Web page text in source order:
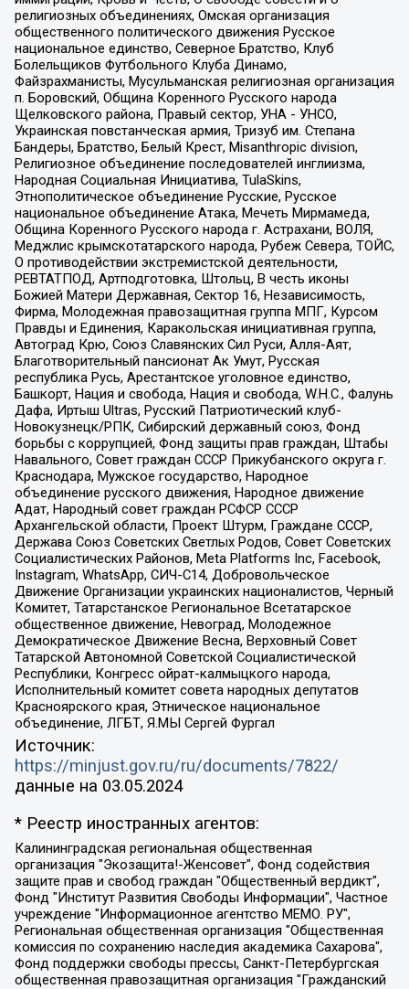
религиозных объединениях, Омская организация
общественного политического движения Русское
национальное единство, Северное Братство, Клуб
Болельщиков Футбольного Клуба Динамо,
Файзрахманисты, Мусульманская религиозная организация
п. Боровский, Община Коренного Русского народа
Щелковского района, Правый сектор, УНА - УНСО,
Украинская повстанческая армия, Тризуб им. Степана
Бандеры, Братство, Белый Крест, Misanthropic division,
Религиозное объединение последователей инглиизма,
Народная Социальная Инициатива, TulaSkins,
Этнополитическое объединение Русские, Русское
национальное объединение Атака, Мечеть Мирмамеда,
Община Коренного Русского народа г. Астрахани, ВОЛЯ,
Меджлис крымскотатарского народа, Рубеж Севера, ТОЙС,
О противодействии экстремистской деятельности,
РЕВТАТПОД, Артподготовка, Штольц, В честь иконы
Божией Матери Державная, Сектор 16, Независимость,
Фирма, Молодежная правозащитная группа МПГ, Курсом
Правды и Единения, Каракольская инициативная группа,
Автоград Крю, Союз Славянских Сил Руси, Алля-Аят,
Благотворительный пансионат Ак Умут, Русская
республика Русь, Арестантское уголовное единство,
Башкорт, Нация и свобода, Нация и свобода, W.H.С., Фалунь
Дафа, Иртыш Ultras, Русский Патриотический клуб-
Новокузнецк/РПК, Сибирский державный союз, Фонд
борьбы с коррупцией, Фонд защиты прав граждан, Штабы
Навального, Совет граждан СССР Прикубанского округа г.
Краснодара, Мужское государство, Народное
объединение русского движения, Народное движение
Адат, Народный совет граждан РСФСР СССР
Архангельской области, Проект Штурм, Граждане СССР,
Держава Союз Советских Светлых Родов, Совет Советских
Социалистических Районов, Meta Platforms Inc, Facebook,
Instagram, WhatsApp, СИЧ-С14, Добровольческое
Движение Организации украинских националистов, Черный
Комитет, Татарстанское Региональное Всетатарское
общественное движение, Невоград, Молодежное
Демократическое Движение Весна, Верховный Совет
Татарской Автономной Советской Социалистической
Республики, Конгресс ойрат-калмыцкого народа,
Исполнительный комитет совета народных депутатов
Красноярского края, Этническое национальное
объединение, ЛГБТ, Я.МЫ Сергей Фургал
Источник:
https://minjust.gov.ru/ru/documents/7822/
данные на 03.05.2024
* Реестр иностранных агентов:
Калининградская региональная общественная организация "Экозащита!-Женсовет", Фонд содействия защите прав и свобод граждан "Общественный вердикт", Фонд "Институт Развития Свободы Информации", Частное учреждение "Информационное агентство МЕМО. РУ", Региональная общественная организация "Общественная комиссия по сохранению наследия академика Сахарова", Фонд поддержки свободы прессы, Санкт-Петербургская общественная правозащитная организация "Гражданский контроль", Межрегиональная общественная организация "Информационно-просветительский центр "Мемориал", Региональный Фонд "Центр Защиты Прав Средств Массовой Информации", с 05.12.2023 Фонд "Центр Защиты Прав Средств массовой информации", Региональная общественная благотворительная организация помощи беженцам и мигрантам "Гражданское содействие", Негосударственное образовательное учреждение дополнительного профессионального образования (повышение квалификации) специалистов "АКАДЕМИЯ ПО ПРАВАМ ЧЕЛОВЕКА", Свердловская региональная общественная организация "Сутяжник", Автономная некоммерческая организация "Центр независимых социологических исследований", Союз общественных объединений "Российский исследовательский центр по правам человека", Региональное общественное учреждение научно-информационный центр "МЕМОРИАЛ", Некоммерческая организация "Фонд защиты гласности", Автономная некоммерческая организация "Институт прав человека", Городская общественная организация "Екатеринбургское общество "МЕМОРИАЛ", Городская общественная организация "Рязанское историко-просветительское и правозащитное общество "Мемориал" (Рязанский Мемориал), Челябинский региональный орган общественной самодеятельности – женское общественное объединение "Женщины Евразии", Челябинский региональный орган общественной самодеятельности "Уральская правозащитная группа", Фонд содействия защите здоровья и социальной справедливости имени Андрея Рылькова, Автономная Некоммерческая Организация "Аналитический Центр Юрия Левады", Автономная некоммерческая организация социальной поддержки населения "Проект Апрель", Региональная общественная организация помощи женщинам и детям, находящимся в кризисной ситуации "Информационно-методический центр "Анна", Фонд содействия развитию массовых коммуникаций и правовому просвещению "Так-так-Так", Фонд содействия устойчивому развитию "Серебряная тайга", Свердловский региональный общественный фонд социальных проектов "Новое время", "Idel.Реалии", Кавказ.Реалии, Крым.Реалии, Телеканал Настоящее Время, Татаро-башкирская служба Радио Свобода (Azatliq Radiosi), Радио Свободная Европа/Радио Свобода (PCE/PC), "Сибирь.Реалии", "Фактограф", Благотворительный фонд помощи осужденным и их семьям, Автономная некоммерческая организация "Институт глобализации и социальных движений", Фонд "В защиту прав заключенных", Частное учреждение "Центр поддержки и содействия развитию средств массовой информации", Пензенский региональный общественный благотворительный фонд "Гражданский союз", "Север.Реалии", Некоммерческая организация Фонд "Правовая инициатива", Общество с ограниченной ответственностью "Радио Свободная Европа/Радио Свобода", Чешское информационное агентство "MEDIUM-ORIENT", Красноярская региональная общественная организация "Мы против СПИДа", Камалягин Денис Николаевич, Маркелов Сергей Евгеньевич, Пономарев Лев Александрович, Савицкая Людмила Алексеевна, Автономная некоммерческая организация "Центр по работе с проблемой насилия "НАСИЛИЮ.НЕТ", Межрегиональный профессиональный союз работников здравоохранения "Альянс врачей", Юридическое лицо, зарегистрированное в Латвийской Республике, SIA "Medusa Project" (регистрационный номер 40103797863, дата регистрации 10.06.2014), Некоммерческая организация "Фонд по борьбе с коррупцией", Автономная некоммерческая организация "Институт права и публичной политики", Баданин Роман Сергеевич, Гликин Максим Александрович, Железнова Мария Михайловна, Лукьянова Юлия Сергеевна, Маетная Елизавета Витальевна, Маняхин Петр Борисович, Чуракова Ольга Владимировна, Ярош Юлия Петровна, Юридическое лицо "The Insider SIA", зарегистрированное в Риге, Латвийская Республика (дата регистрации 26.06.2015), являющееся администратором доменного имени интернет-издания "The Insider SIA", https://theins.ru, Постернак Алексей Евгеньевич, Рубин Михаил Аркадьевич, Анин Роман Александрович, Юридическое лицо Istories fonds, зарегистрированное в Латвийской Республике (регистрационный номер 50008295751, дата регистрации 24.02.2020), Великовский Дмитрий Александрович, Долинина Ирина Николаевна, Мароховская Алеся Алексеевна, Шлейнов Роман Юрьевич, Шмагун Олеся Валентиновна, Общество с ограниченной ответственностью "Альтаир 2021", Общество с ограниченной ответственностью "Вега 2021", Общество с ограниченной ответственностью "Главный редактор 2021", Общество с ограниченной ответственностью "Ромашки монолит", Важенков Артем Валерьевич, Ивановская областная общественная организация "Центр гендерных исследований", Гурман Юрий Альбертович, Медиапроект "ОВД-Инфо", Егоров Владимир Владимирович, Жилинский Владимир Александрович, Общество с ограниченной ответственностью "ЗП", Иванова София Юрьевна, Карезина Инна Павловна, Кильтау Екатерина Викторовна, Петров Алексей Викторович, Пискунов Сергей Евгеньевич, Смирнов Сергей Сергеевич, Тихонов Михаил Сергеевич, Общество с ограниченной ответственностью "ЖУРНАЛИСТ-ИНОСТРАННЫЙ АГЕНТ", Арапова Галина Юрьевна, Вольтская Татьяна Анатольевна, Американская компания "Mason G.E.S. Anonymous Foundation" (США), являющаяся владельцем интернет-издания https://mnews.world/, Компания "Stichting Bellingcat", зарегистрированная в Нидерландах (дата регистрации 11.07.2018), Захаров Андрей Вячеславович, Клепиковская Екатерина Дмитриевна, Общество с ограниченной ответственностью "МЕМО", Перл Роман Александрович, Симонов Евгений Алексеевич, Соловьева Елена Анатольевна, Сотников Даниил Владимирович, Сурначева Елизавета Дмитриевна, Автономная некоммерческая организация по защите прав человека и информированию населения "Якутия – Наше Мнение", Общество с ограниченной ответственностью "Москоу диджитал медиа", с 26.01.2023 Общество с ограниченной ответственностью "Чайка Белые сады", Ветошкина Валерия Валерьевна, Заговора Максим Александрович, Межрегиональное общественное движение "Российская ЛГБТ - сеть", Оленичев Максим Владимирович, Павлов Иван Юрьевич, Скворцова Елена Сергеевна, Общество с ограниченной ответственностью "Как бы инагент", Кочетков Игорь Викторович, Общество с ограниченной ответственностью "Честные выборы", Еланчик Олег Александрович, Общество с ограниченной ответственностью "Нобелевский призыв", Гималова Регина Эмилевна, Григорьев Андрей Валерьевич, Григорьева Алина Александровна, Ассоциация по содействию защите прав призывников, альтернативнослужащих и военнослужащих "Правозащитная группа "Гражданин.Армия.Право", Хисамова Регина Фаритовна, Автономная некоммерческая организация по реализации социально-правовых программ "Лилит", Дальневосточное общественное движение "Маяк", Санкт-Петербургская ЛГБТ-инициативная группа "Выход", Инициативная группа ЛГБТ+ "Реверс", Алексеев Андрей Викторович, Бекбулатова Таисия Львовна, Беляев Иван Михайлович, Владыкина Елена Сергеевна, Гельман Марат Александрович, Никульшина Вероника Юрьевна, Толоконникова Надежда Андреевна, Шендерович Виктор Анатольевич, Общество с ограниченной ответственностью "Данное сообщение", Общество с ограниченной ответственностью Издательский дом "Новая глава", Айнбиндер Александра Александровна, Московский комьюнити-центр для ЛГБТ+инициатив, Благотворительный фонд развития филантропии, Deutsche Welle (Германия, Kurt-Schumacher-Strasse 3, 53113 Bonn), Борзунова Мария Михайловна, Воробьев Виктор Викторович, Голубева Анна Львовна, Константинова Алла Михайловна, Малкова Ирина Владимировна, Мурадов Мурад Абдулгалимович, Осетинская Елизавета Николаевна, Понасенков Евгений Николаевич, Ганапольский Матвей Юрьевич, Киселев Евгений Алексеевич, Борухович Ирина Григорьевна, Дремин Иван Тимофеевич, Дубровский Дмитрий Викторович, Красноярская региональная общественная организация поддержки и развития альтернативных образовательных технологий и межкультурных коммуникаций "ИНТЕРРА", Маяковская Екатерина Алексеевна, Фейгин Марк Захарович, Филимонов Андрей Викторович, Дзугкоева Регина Николаевна, Доброхотов Роман Александрович, Дудь Юрий Александрович, Елкин Сергей Владимирович, Кругликов Кирилл Игоревич, Сабунаева Мария Леонидовна, Семенов Алексей Владимирович, Шаинян Карен Багратович, Шульман Екатерина Михайловна, Асафьев Артур Валерьевич, Вахштайн Виктор Семенович, Венедиктов Алексей Алексеевич, Лушникова Екатерина Евгеньевна, Волков Леонид Михайлович, Невзоров Александр Глебович, Пархоменко Сергей Борисович, Сироткин Ярослав Николаевич, Кара-Мурза Владимир Владимирович, Баранова Наталья Владимировна, Гозман Леонид Яковлевич, Кагарлицкий Борис Юльевич, Климарев Михаил Валерьевич, Милов Владимир Станиславович, Автономная некоммерческая организация Краснодарский центр современного искусства "Типография", Моргенштерн Алишер Тагирович, Соболь Любовь Эдуардовна, Общество с ограниченной ответственностью "ЛИЗА НОРМ", Каспаров Гарри Кимович, Ходорковский Михаил Борисович, Общество с ограниченной ответственностью "Апрельские тезисы", Данилович Ирина Брониславовна, Кашин Олег Владимирович, Петров Николай Владимирович, Пивоваров Алексей Владимирович, Соколов Михаил Владимирович, Цветкова Юлия Владимировна, Чичваркин Евгений Александрович, Комитет против пыток/Команда против пыток, Общество с ограниченной ответственностью "Первый научный", Общество с ограниченной ответственностью "Вертолет и ко", Белоцерковская Вероника Борисовна, Кац Максим Евгеньевич, Лазарева Татьяна Юрьевна, Шаведдинов Руслан Табризович, Яшин Илья Валерьевич, Общество с ограниченной ответственностью "Иноагент ААВ", Алешковский Дмитрий Петрович, Альбац Евгения Марковна, Быков Дмитрий Львович, Галямина Юлия Евгеньевна, Лойко Сергей Леонидович, Мартынов Кирилл Константинович, Медведев Сергей Александрович, Крашенинников Федор Геннадиевич, Гордеева Катерина Вл